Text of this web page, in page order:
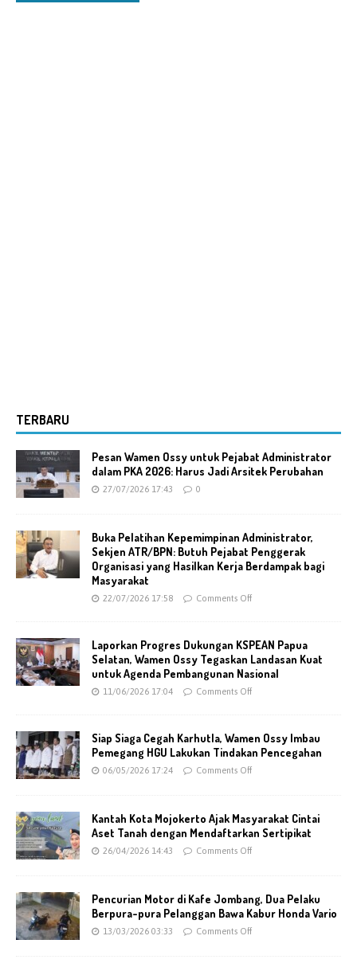
TERBARU
Pesan Wamen Ossy untuk Pejabat Administrator
dalam PKA 2026: Harus Jadi Arsitek Perubahan
27/07/2026 17:43 0
Buka Pelatihan Kepemimpinan Administrator,
Sekjen ATR/BPN: Butuh Pejabat Penggerak
Organisasi yang Hasilkan Kerja Berdampak bagi
Masyarakat
22/07/2026 17:58 Comments Off
Laporkan Progres Dukungan KSPEAN Papua
Selatan, Wamen Ossy Tegaskan Landasan Kuat
untuk Agenda Pembangunan Nasional
11/06/2026 17:04 Comments Off
Siap Siaga Cegah Karhutla, Wamen Ossy Imbau
Pemegang HGU Lakukan Tindakan Pencegahan
06/05/2026 17:24 Comments Off
Kantah Kota Mojokerto Ajak Masyarakat Cintai
Aset Tanah dengan Mendaftarkan Sertipikat
26/04/2026 14:43 Comments Off
Pencurian Motor di Kafe Jombang, Dua Pelaku
Berpura-pura Pelanggan Bawa Kabur Honda Vario
13/03/2026 03:33 Comments Off